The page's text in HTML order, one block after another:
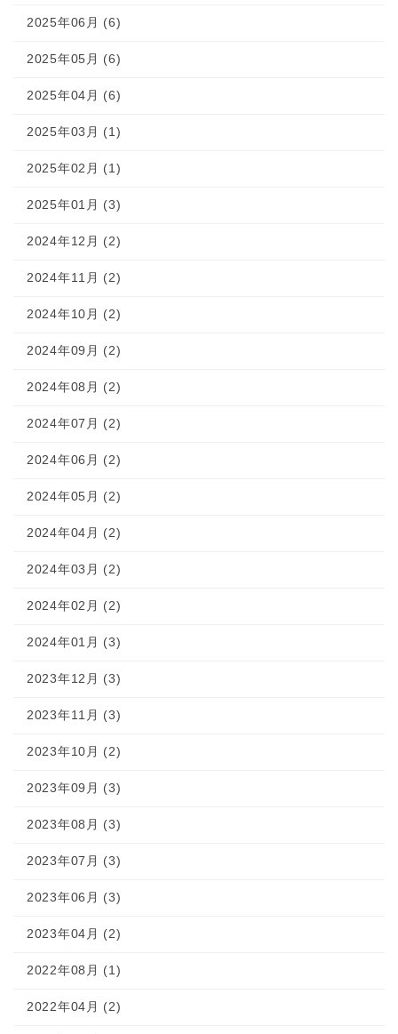
2025年06月 (6)
2025年05月 (6)
2025年04月 (6)
2025年03月 (1)
2025年02月 (1)
2025年01月 (3)
2024年12月 (2)
2024年11月 (2)
2024年10月 (2)
2024年09月 (2)
2024年08月 (2)
2024年07月 (2)
2024年06月 (2)
2024年05月 (2)
2024年04月 (2)
2024年03月 (2)
2024年02月 (2)
2024年01月 (3)
2023年12月 (3)
2023年11月 (3)
2023年10月 (2)
2023年09月 (3)
2023年08月 (3)
2023年07月 (3)
2023年06月 (3)
2023年04月 (2)
2022年08月 (1)
2022年04月 (2)